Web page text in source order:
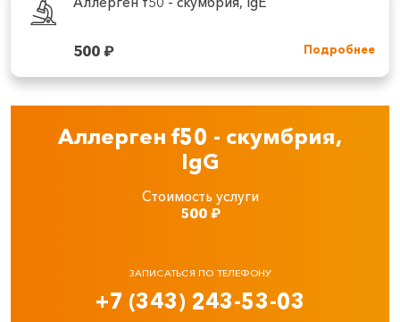
500₽ Подробнее
Аллерген f50 - скумбрия,
IgG
Стоимость услуги
500₽
ЗАПИСАТЬСЯ ПО ТЕЛЕФОНУ
+7 (343) 243-53-03